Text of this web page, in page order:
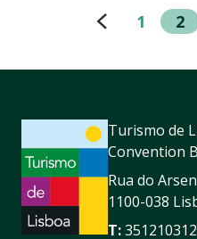
1 2
Turismo de
Convention
Rua do
1100-038
T: